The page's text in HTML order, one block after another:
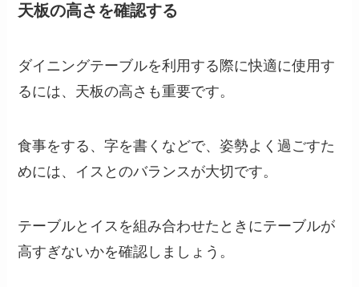
天板の高さを確認する
ダイニングテーブルを利用する際に快適に使用す
るには、天板の高さも重要です。
食事をする、字を書くなどで、姿勢よく過ごすた
めには、イスとのバランスが大切です。
テーブルとイスを組み合わせたときにテーブルが
高すぎないかを確認しましょう。